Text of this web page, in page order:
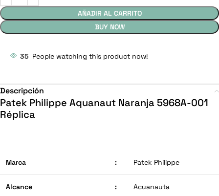
AÑADIR AL CARRITO
BUY NOW
35 People watching this product now!
Descripción
Patek Philippe Aquanaut Naranja 5968A-001
Réplica
Marca : Patek Philippe
Alcance : Acuanauta